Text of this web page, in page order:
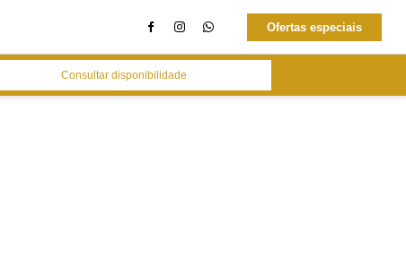
Ofertas especiais
Consultar disponibilidade